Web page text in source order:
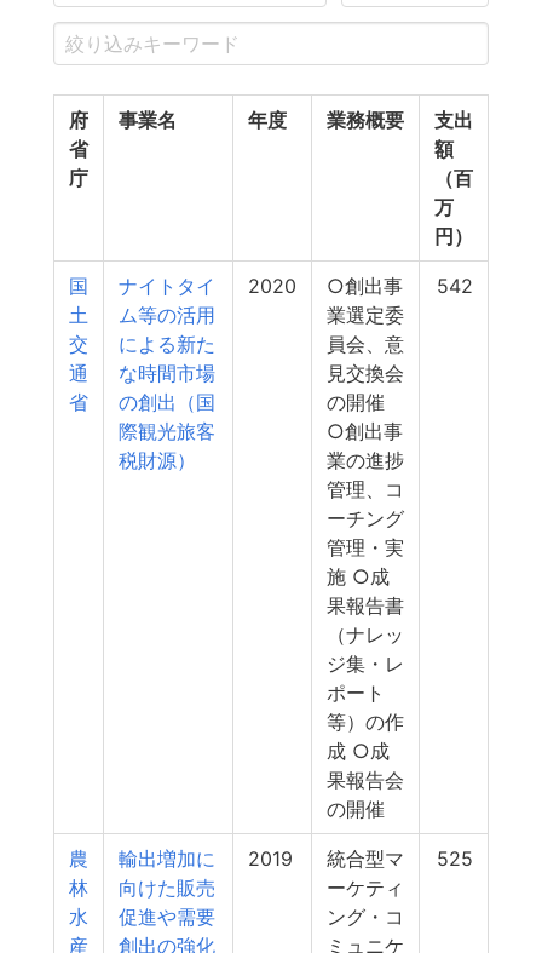
府
省
庁
事業名 年度 業務概要
支出
額
（百
万
円）
国
土
交
通
省
ナイトタイ
ム等の活用
による新た
な時間市場
の創出（国
際観光旅客
税財源）
2020
○創出事
業選定委
員会、意
見交換会
の開催
○創出事
業の進捗
管理、コ
ーチング
管理・実
施 ○成
果報告書
（ナレッ
ジ集・レ
ポート
等）の作
成 ○成
果報告会
の開催
542
農
林
水
産
輸出増加に
向けた販売
促進や需要
創出の強化
2019
統合型マ
ーケティ
ング・コ
ミュニケ
525